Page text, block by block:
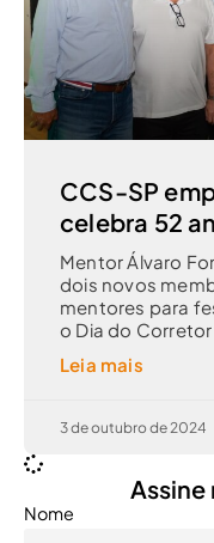
CCS-SP
celebra 52
Mentor Álvaro
dois novos
mentores para
o Dia do
Leia mais
3 de outubro de 2024
Assine
Nome